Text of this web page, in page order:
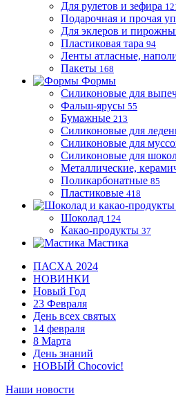
Для рулетов и зефира
Подарочная и прочая
Для эклеров и
Пластиковая тара 94
Ленты атласные,
Пакеты 168
Формы
Силиконовые для
Фальш-ярусы 55
Бумажные 213
Силиконовые для
Силиконовые для
Силиконовые для
Металлические,
Поликарбонатные 85
Пластиковые 418
Шоколад 124
Какао-продукты 37
Мастика
ПАСХА 2024
НОВИНКИ
Новый Год
23 Февраля
День всех святых
14 февраля
8 Марта
День знаний
НОВЫЙ Chocovic!
Наши новости